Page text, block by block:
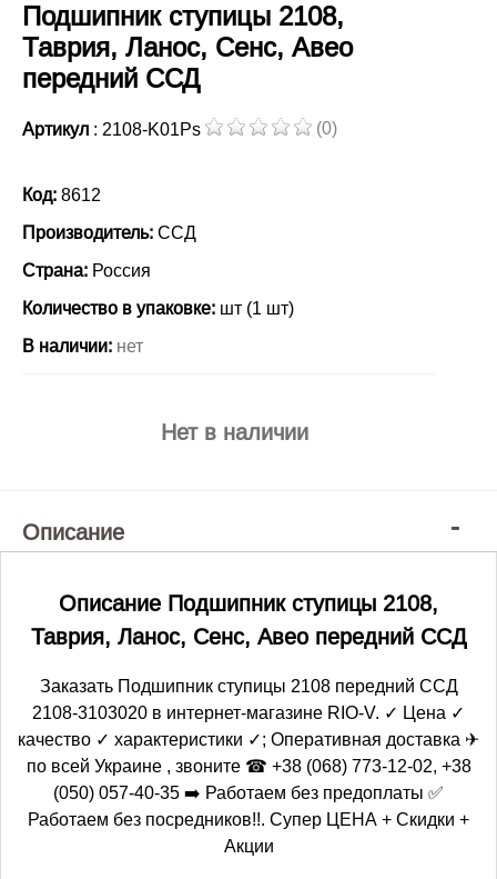
Подшипник ступицы 2108,
Таврия, Ланос, Сенс, Авео
передний ССД
Артикул : 2108-K01Ps (0)
Код: 8612
Производитель: ССД
Страна: Россия
Количество в упаковке: шт (1 шт)
В наличии: нет
Нет в наличии
Описание
Описание Подшипник ступицы 2108,
Таврия, Ланос, Сенс, Авео передний ССД
Заказать Подшипник ступицы 2108 передний ССД
2108-3103020 в интернет-магазине RIO-V. ✓ Цена ✓
качество ✓ характеристики ✓; Оперативная доставка ✈
по всей Украине , звоните ☎ +38 (068) 773-12-02, +38
(050) 057-40-35 ➡️ Работаем без предоплаты ✅
Работаем без посредников!!. Супер ЦЕНА + Скидки +
Акции